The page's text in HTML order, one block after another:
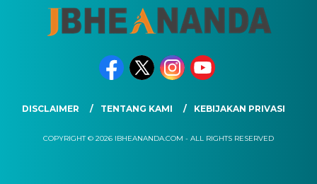
DISCLAIMER TENTANG KAMI KEBIJAKAN PRIVASI
COPYRIGHT © 2026 IBHEANANDA.COM - ALL RIGHTS RESERVED